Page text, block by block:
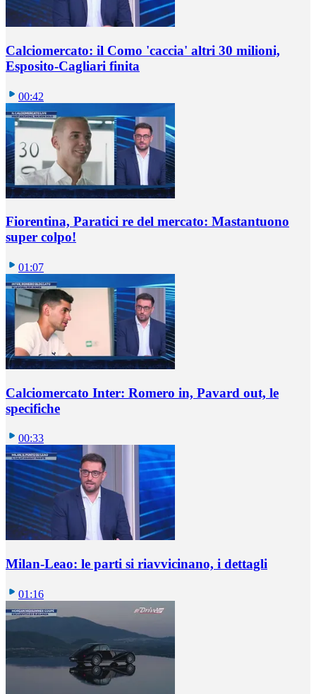
Calciomercato: il Como 'caccia' altri 30 milioni,
Esposito-Cagliari finita
00:42
Fiorentina, Paratici re del mercato: Mastantuono
super colpo!
01:07
Calciomercato Inter: Romero in, Pavard out, le
specifiche
00:33
Milan-Leao: le parti si riavvicinano, i dettagli
01:16